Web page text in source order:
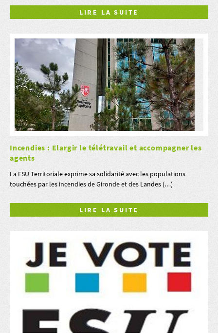
LIRE LA SUITE
Incendies : Elargir le télétravail et accompagner les
agents
La FSU Territoriale exprime sa solidarité avec les populations
touchées par les incendies de Gironde et des Landes (…)
LIRE LA SUITE